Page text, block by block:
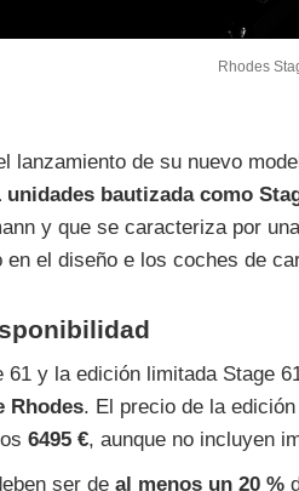
Rhodes
lanzamiento de su nuevo
unidades bautizada como
y que se caracteriza por
en el diseño e los coches de
61 y la edición limitada Stage
Rhodes. El precio de la
6495 €, aunque no incluyen
ser de al menos un 20 %